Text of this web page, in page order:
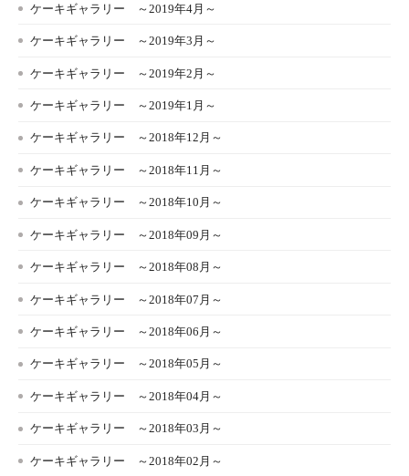
ケーキギャラリー ～2019年4月～
ケーキギャラリー ～2019年3月～
ケーキギャラリー ～2019年2月～
ケーキギャラリー ～2019年1月～
ケーキギャラリー ～2018年12月～
ケーキギャラリー ～2018年11月～
ケーキギャラリー ～2018年10月～
ケーキギャラリー ～2018年09月～
ケーキギャラリー ～2018年08月～
ケーキギャラリー ～2018年07月～
ケーキギャラリー ～2018年06月～
ケーキギャラリー ～2018年05月～
ケーキギャラリー ～2018年04月～
ケーキギャラリー ～2018年03月～
ケーキギャラリー ～2018年02月～